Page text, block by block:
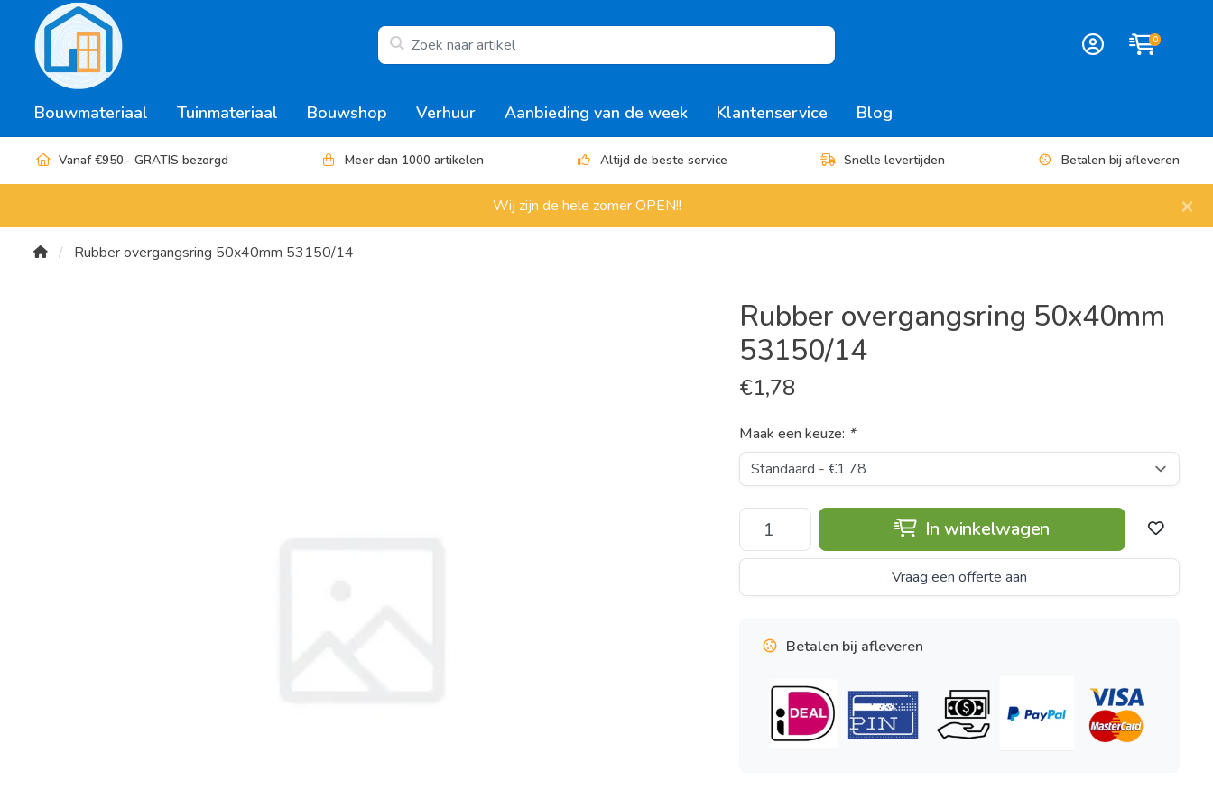
0
Bouwmateriaal Tuinmateriaal Bouwshop Verhuur Aanbieding van de week Klantenservice Blog
Vanaf €950,- GRATIS bezorgd Meer dan 1000 artikelen Altijd de beste service Snelle levertijden Betalen bij afleveren
Wij zijn de hele zomer OPEN!! ×
Rubber overgangsring 50x40mm 53150/14
Rubber overgangsring 50x40mm
53150/14
€1,78
Maak een keuze: *
In winkelwagen
Vraag een offerte aan
Betalen bij afleveren